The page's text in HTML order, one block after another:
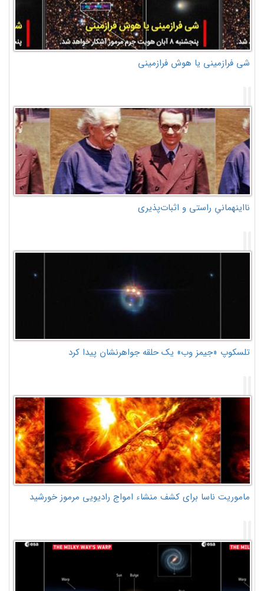
شی فرازمینی یا هوش فرازمینی
نااینهمانیِ راستی و اثبات‌پذیری
تلسکوپ «جیمز وب» یک حلقه جواهرنشان پیدا کرد
ماموریت ناسا برای کشف منشاء امواج رادیویی مرموز خورشید